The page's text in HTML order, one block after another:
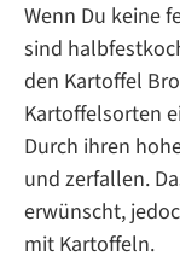
Wenn Du keine
sind
den Kartoffel
Kartoffelsorten
Durch ihren
und zerfallen.
erwünscht,
mit Kartoffeln.